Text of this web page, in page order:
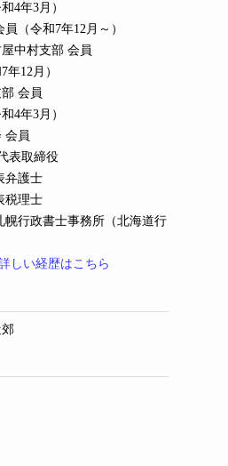
4年3月）
員
（令和7年12月～）
中村支部 会員
年12月）
会員
4年3月）
会員
表取締役
弁護士
税理士
幌行政書士事務所（北海道行
しい経歴はこちら